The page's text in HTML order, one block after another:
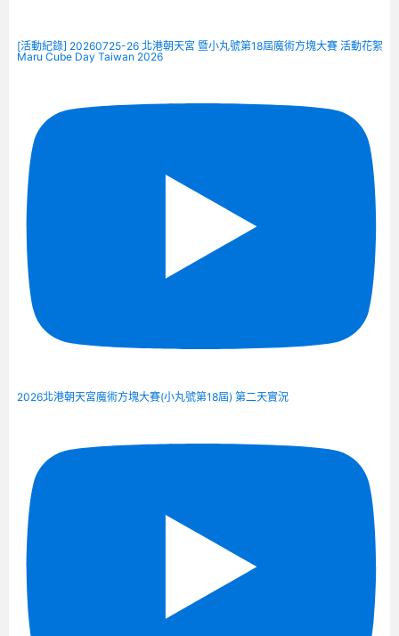
[活動紀錄] 20260725-26 北港朝天宮 暨小丸號第18屆魔術方塊大賽 活動花絮
Maru Cube Day Taiwan 2026
2026北港朝天宮魔術方塊大賽(小丸號第18屆) 第二天實況